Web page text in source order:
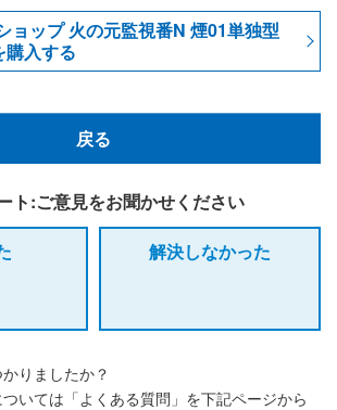
ョップ 火の元監視番N 煙01単独型
購入する
戻る
ト:ご意見をお聞かせください
解決しなかった
りましたか？
いては「よくある質問」を下記ページから